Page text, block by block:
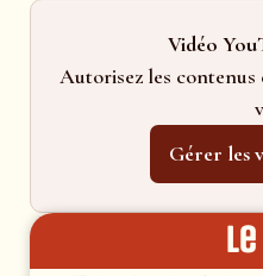
Vidéo
Autorisez les
Gérer les
le